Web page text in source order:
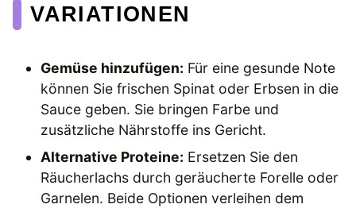
VARIATIONEN
Gemüse hinzufügen: Für eine gesunde Note
können Sie frischen Spinat oder Erbsen in die
Sauce geben. Sie bringen Farbe und
zusätzliche Nährstoffe ins Gericht.
Alternative Proteine: Ersetzen Sie den
Räucherlachs durch geräucherte Forelle oder
Garnelen. Beide Optionen verleihen dem